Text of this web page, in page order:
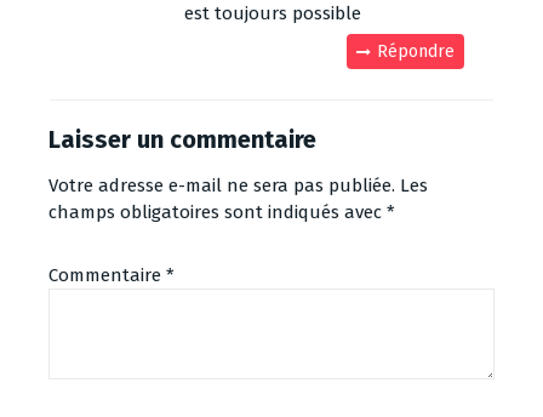
est toujours possible
Répondre
Laisser un commentaire
Votre adresse e-mail ne sera pas publiée. Les
champs obligatoires sont indiqués avec *
Commentaire *